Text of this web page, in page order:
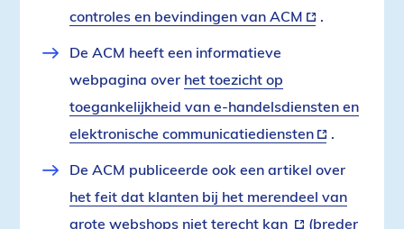
controles en bevindingen van ACM (externe
.
De ACM heeft een informatieve
webpagina over het toezicht op
toegankelijkheid van e-handelsdiensten en
elektronische communicatiediensten (externe
.
De ACM publiceerde ook een artikel over
het feit dat klanten bij het merendeel van
grote webshops niet terecht kan (externe
(breder